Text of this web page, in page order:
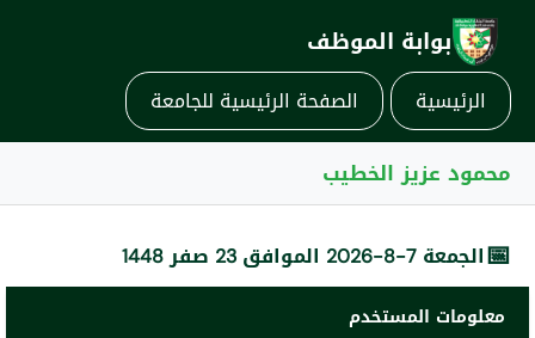
بوابة الموظف
الرئيسية الصفحة الرئيسية للجامعة
محمود عزيز الخطيب
📅الجمعة 7-8-2026 الموافق 23 صفر 1448
معلومات المستخدم